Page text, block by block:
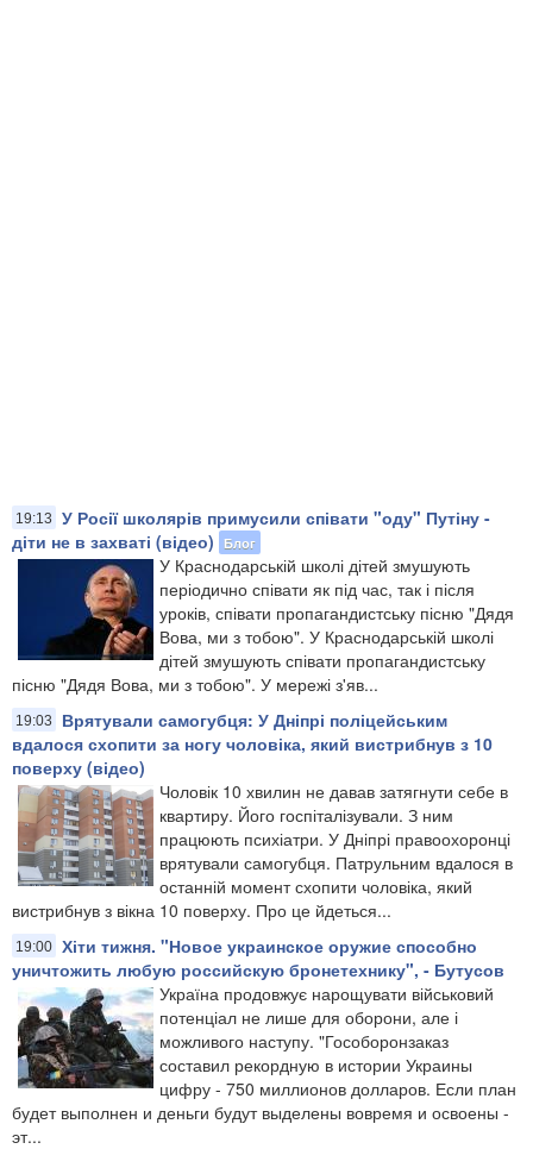
19:13
У Росії школярів примусили співати "оду" Путіну -
діти не в захваті (відео)
Блог
У Краснодарській школі дітей змушують
періодично співати як під час, так і після
уроків, співати пропагандистську пісню "Дядя
Вова, ми з тобою". У Краснодарській школі
дітей змушують співати пропагандистську
пісню "Дядя Вова, ми з тобою". У мережі з'яв...
19:03
Врятували самогубця: У Дніпрі поліцейським
вдалося схопити за ногу чоловіка, який вистрибнув з 10
поверху (відео)
​Чоловік 10 хвилин не давав затягнути себе в
квартиру. Його госпіталізували. З ним
працюють психіатри. У Дніпрі правоохоронці
врятували самогубця. Патрульним вдалося в
останній момент схопити чоловіка, який
вистрибнув з вікна 10 поверху. Про це йдеться...
19:00 Хіти тижня. "Новое украинское оружие способно
уничтожить любую российскую бронетехнику", - Бутусов
Україна продовжує нарощувати військовий
потенціал не лише для оборони, але і
можливого наступу. "Гособоронзаказ
составил рекордную в истории Украины
цифру - 750 миллионов долларов. Если план
будет выполнен и деньги будут выделены вовремя и освоены -
эт...